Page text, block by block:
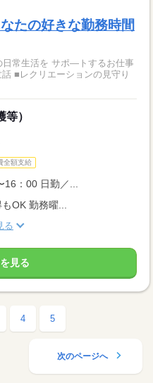
たの好きな勤務時間
日常生活を サポ―トするお仕事
）
全額支給
16：00 日勤／...
OK 勤務曜...
る
見る
4 5
次のページへ